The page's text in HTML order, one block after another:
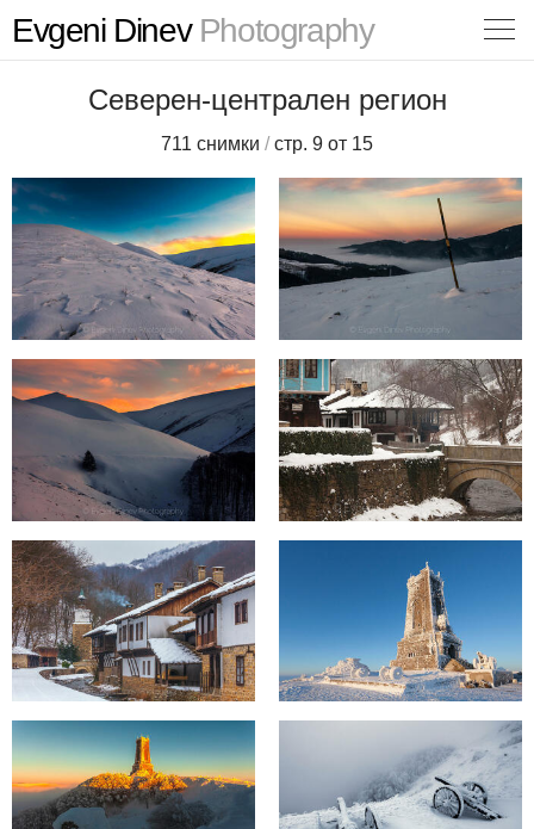
Evgeni DinevPhotography
Северен-централен регион
711 снимки /стр. 9 от 15